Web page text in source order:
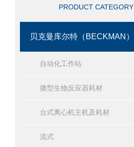
PRODUCT CATEGORY
贝克曼库尔特（BECKMAN）
自动化工作站
微型生物反应器耗材
台式离心机主机及耗材
流式